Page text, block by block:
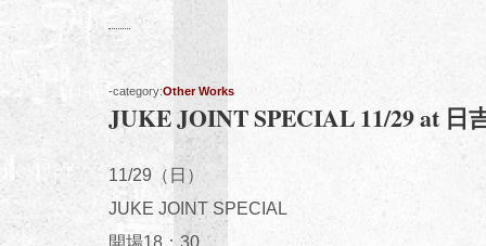
-category:Other Works
JUKE JOINT SPECIAL 11/29 at 日
11/29（日）
JUKE JOINT SPECIAL
開場18：30